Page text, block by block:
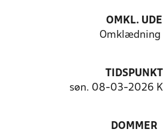
OMKL. UDE
Omklædning
TIDSPUNKT
søn. 08-03-2026
DOMMER